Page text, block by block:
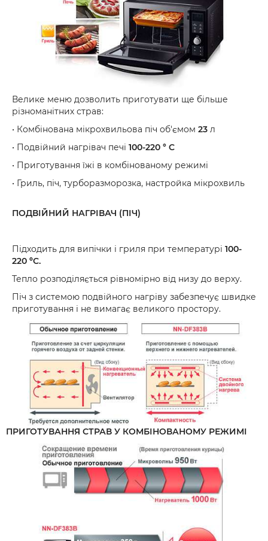
Велике меню дозволить приготувати ще більше
різноманітних страв:
• Комбінована мікрохвильова піч об'ємом 23 л
• Подвійний нагрівач печі 100-220 ° C
• Приготування їжі в комбінованому режимі
• Гриль, піч, турборазморозка, настройка мікрохвиль
ПОДВІЙНИЙ НАГРІВАЧ (ПІЧ)
Підходить для випічки і гриля при температурі 100-
220 ºC.
Тепло розподіляється рівномірно від низу до верху.
Піч з системою подвійного нагріву забезпечує швидке
приготування і не вимагає великого простору.
ПРИГОТУВАННЯ СТРАВ У КОМБІНОВАНОМУ РЕЖИМІ